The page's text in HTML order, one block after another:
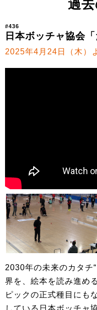
過
#436
日本ボッチャ協会
2025年4月24日（木）
2030年の未来のカタチ
界を、絵本を読み進め
ピックの正式種目にも